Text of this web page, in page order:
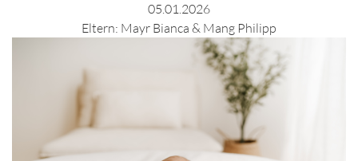
05.01.2026
Eltern: Mayr Bianca & Mang Philipp